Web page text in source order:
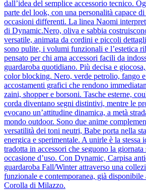
dall’idea del semplice accessorio tecnico.
parte del look, con una personalità capace
occasioni differenti. La linea Naomi
di Dynamic.Nero, oliva e sabbia
versatile, animata da cordini e piccoli
sono pulite, i volumi funzionali e l’estetica
pensato per chi ama accessori facili da
guardaroba quotidiano. Più decisa e
color blocking. Nero, verde petrolio, fango
accostamenti grafici che rendono
zaini, shopper e borsoni. Tasche esterne,
corda diventano segni distintivi, mentre le
evocano un’attitudine dinamica, a metà
mondo outdoor. Sono due anime
versatilità dei toni neutri, Babe porta nella
energica e sperimentale. A unirle è la stessa
tradotta in accessori che seguono la giornata
occasione d’uso. Con Dynamic, Carpisa
guardaroba Fall/Winter attraverso una
funzionale e contemporanea, già
Corolla di Milazzo.